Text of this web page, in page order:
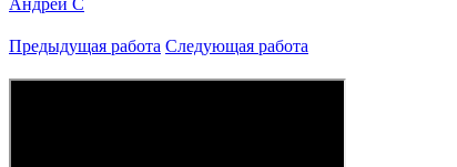
Предыдущая работа Следующая работа